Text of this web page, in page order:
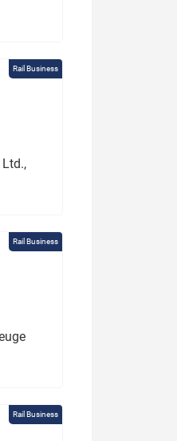
Rail Business
Rail Business
Rail Business